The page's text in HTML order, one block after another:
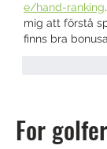
e/hand-ranking
mig att förstå
finns bra
For